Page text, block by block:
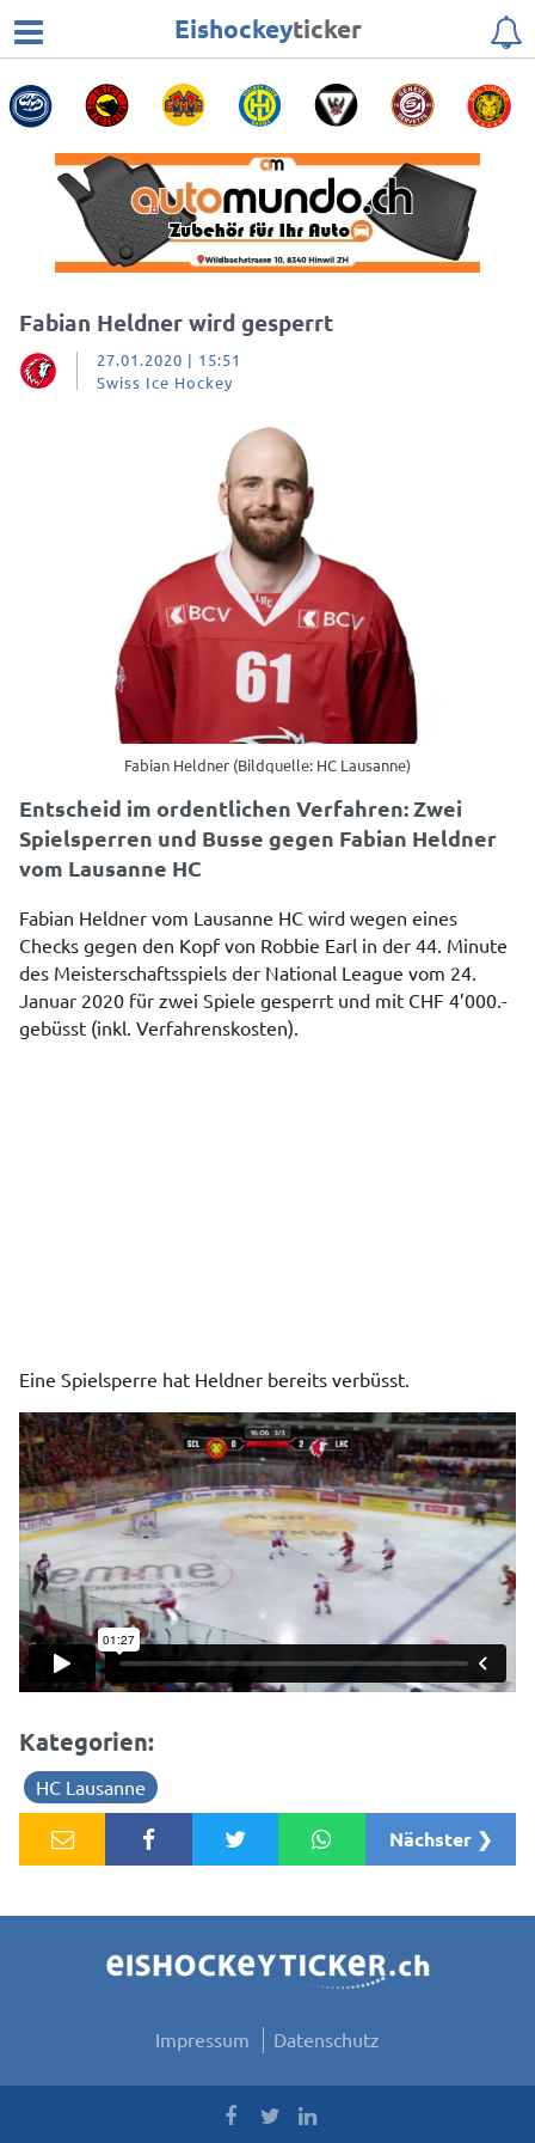
Eishockeyticker
Fabian Heldner wird gesperrt
27.01.2020 | 15:51
Swiss Ice Hockey
Fabian Heldner (Bildquelle: HC Lausanne)
Entscheid im ordentlichen Verfahren: Zwei
Spielsperren und Busse gegen Fabian Heldner
vom Lausanne HC
Fabian Heldner vom Lausanne HC wird wegen eines
Checks gegen den Kopf von Robbie Earl in der 44. Minute
des Meisterschaftsspiels der National League vom 24.
Januar 2020 für zwei Spiele gesperrt und mit CHF 4’000.-
gebüsst (inkl. Verfahrenskosten).
Eine Spielsperre hat Heldner bereits verbüsst.
Kategorien:
HC Lausanne
Nächster ❯
Impressum Datenschutz